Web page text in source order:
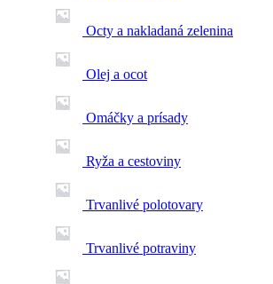
Octy a nakladaná zelenina
Olej a ocot
Omáčky a prísady
Ryža a cestoviny
Trvanlivé polotovary
Trvanlivé potraviny